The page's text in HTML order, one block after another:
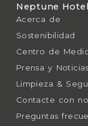
Neptune
Acerca de
Sostenibilidad
Centro de
Prensa y Noticias
Limpieza &
Contacte con
Preguntas